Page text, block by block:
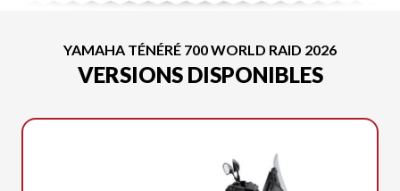
YAMAHA TÉNÉRÉ 700 WORLD RAID 2026
VERSIONS DISPONIBLES